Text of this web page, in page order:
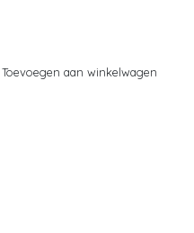
Toevoegen aan winkelwagen